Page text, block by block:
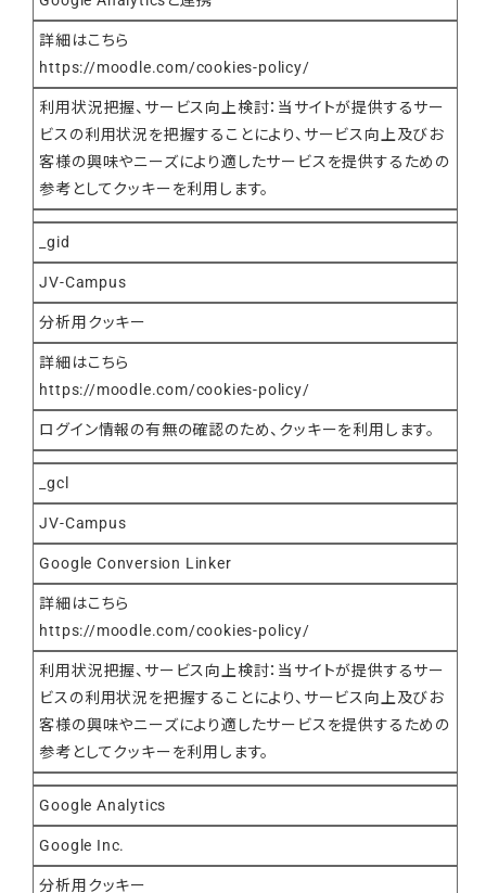
詳細はこちら
https://moodle.com/cookies-policy/
利用状況把握、サービス向上検討：当サイトが提供するサー
ビスの利用状況を把握することにより、サービス向上及びお
客様の興味やニーズにより適したサービスを提供するための
参考としてクッキーを利用します。
_gid
JV-Campus
分析用クッキー
詳細はこちら
https://moodle.com/cookies-policy/
ログイン情報の有無の確認のため、クッキーを利用します。
_gcl
JV-Campus
Google Conversion Linker
詳細はこちら
https://moodle.com/cookies-policy/
利用状況把握、サービス向上検討：当サイトが提供するサー
ビスの利用状況を把握することにより、サービス向上及びお
客様の興味やニーズにより適したサービスを提供するための
参考としてクッキーを利用します。
Google Analytics
Google Inc.
分析用クッキー